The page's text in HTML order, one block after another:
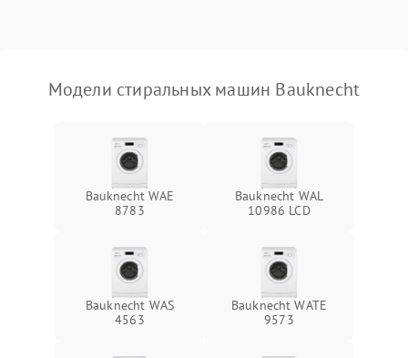
Модели стиральных машин Bauknecht
Bauknecht WAE
8783
Bauknecht WAL
10986 LCD
Bauknecht WAS
4563
Bauknecht WATE
9573